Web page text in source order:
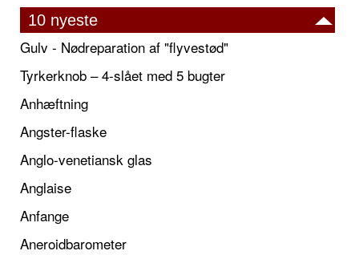
10 nyeste
Gulv - Nødreparation af "flyvestød"
Tyrkerknob – 4-slået med 5 bugter
Anhæftning
Angster-flaske
Anglo-venetiansk glas
Anglaise
Anfange
Aneroidbarometer